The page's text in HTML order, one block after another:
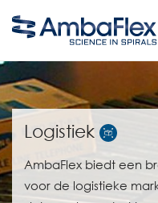
Logistiek
AmbaFlex biedt een
voor de logistieke